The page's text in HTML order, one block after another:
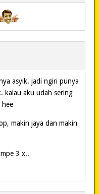
asyik. jadi ngiri punya
kalau aku udah sering
hee
makin jaya dan makin
3 x..